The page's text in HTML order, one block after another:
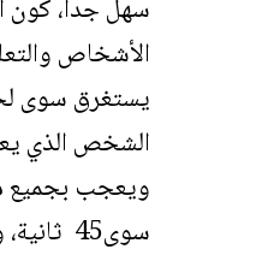
سهل جداً، كون
الأشخاص
يستغرق سوى
الشخص الذي
ويعجب بجميع
سوى45